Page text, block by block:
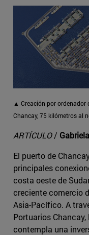
▲ Creación por ordenador
Chancay, 75 kilómetros al
ARTÍCULO/
El puerto de
principales
costa oeste de
creciente comercio
Asia-Pacífico. A
Portuarios
contempla una